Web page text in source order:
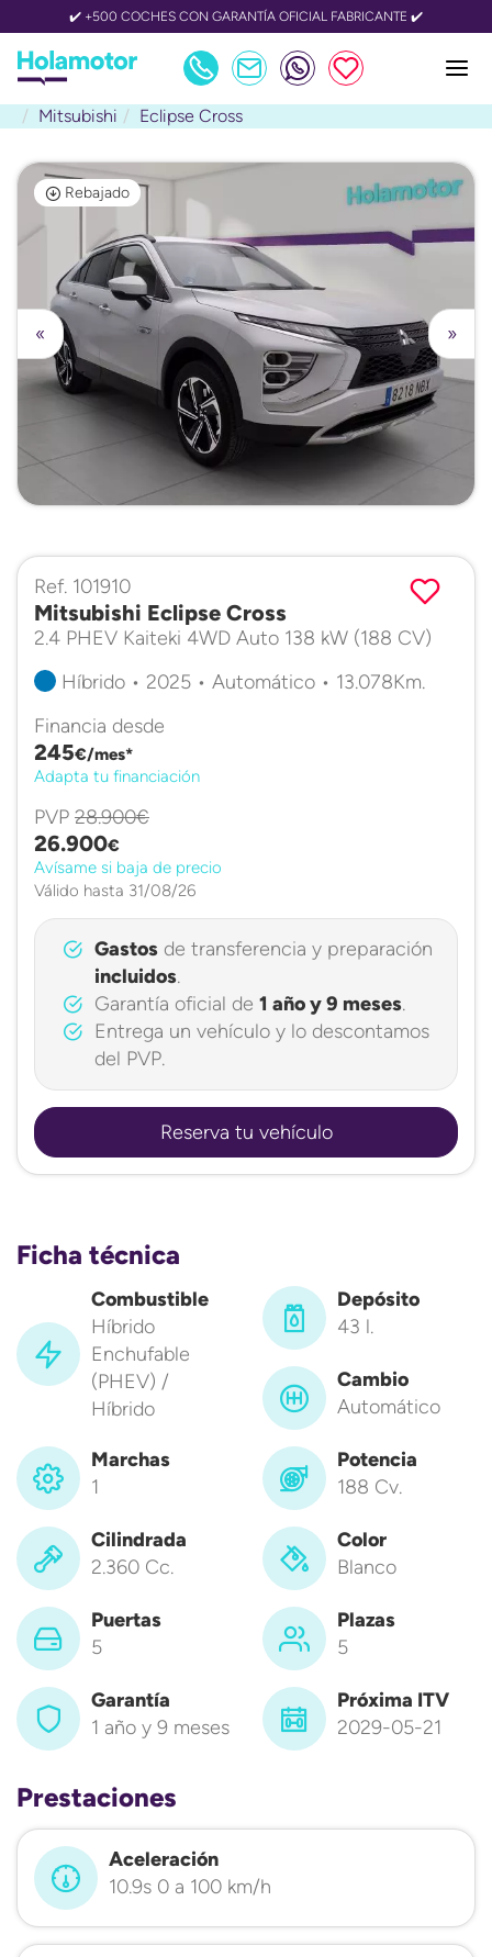
✔️ +500 COCHES CON GARANTÍA OFICIAL FABRICANTE ✔️
Mitsubishi Eclipse Cross
Rebajado
»
«
Ref. 101910
Mitsubishi Eclipse Cross
2.4 PHEV Kaiteki 4WD Auto 138 kW (188 CV)
Híbrido • 2025 • Automático • 13.078Km.
Financia desde
245€/mes*
Adapta tu financiación
PVP 28.900€
26.900€
Avísame si baja de precio
Válido hasta 31/08/26
Gastosde transferencia y preparación
incluidos.
Garantía oficial de 1 año y 9 meses.
Entrega un vehículo y lo descontamos
del PVP.
Reserva tu vehículo
Ficha técnica
Combustible
Híbrido
Enchufable
(PHEV) /
Híbrido
Depósito
43 l.
Cambio
Automático
Marchas
1
Potencia
188 Cv.
Cilindrada
2.360 Cc.
Color
Blanco
Puertas
5
Plazas
5
Garantía
1 año y 9 meses
Próxima ITV
2029-05-21
Prestaciones
Aceleración
10.9s 0 a 100 km/h